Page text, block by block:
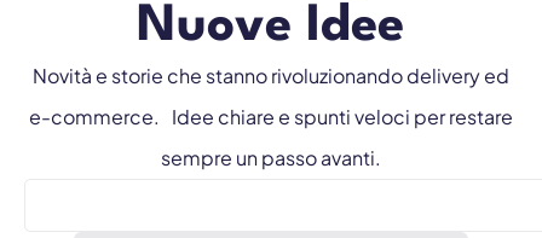
Nuove Idee
Novità e storie che stanno rivoluzionando delivery ed
e-commerce. Idee chiare e spunti veloci per restare
sempre un passo avanti.